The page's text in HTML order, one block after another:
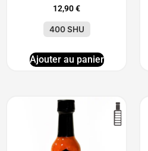
12,90€
400 SHU
Ajouter au panier